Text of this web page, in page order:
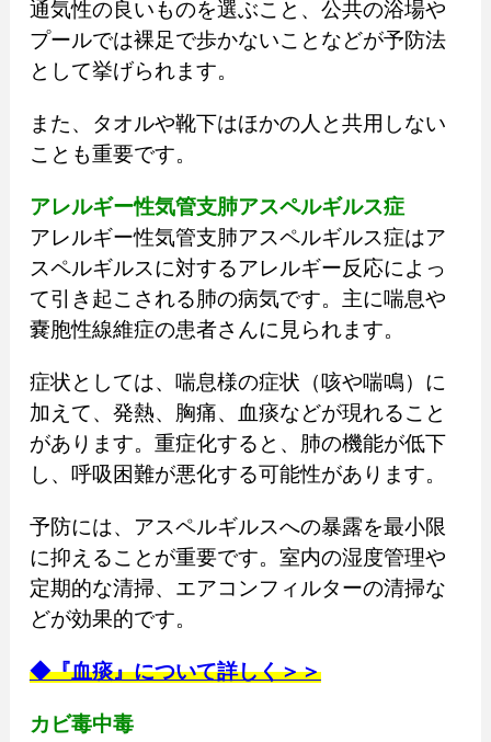
通気性の良いものを選ぶこと、公共の浴場や
プールでは裸足で歩かないことなどが予防法
として挙げられます。
また、タオルや靴下はほかの人と共用しない
ことも重要です。
アレルギー性気管支肺アスペルギルス症
アレルギー性気管支肺アスペルギルス症はア
スペルギルスに対するアレルギー反応によっ
て引き起こされる肺の病気です。主に喘息や
嚢胞性線維症の患者さんに見られます。
症状としては、喘息様の症状（咳や喘鳴）に
加えて、発熱、胸痛、血痰などが現れること
があります。重症化すると、肺の機能が低下
し、呼吸困難が悪化する可能性があります。
予防には、アスペルギルスへの暴露を最小限
に抑えることが重要です。室内の湿度管理や
定期的な清掃、エアコンフィルターの清掃な
どが効果的です。
◆『血痰』について詳しく＞＞
カビ毒中毒